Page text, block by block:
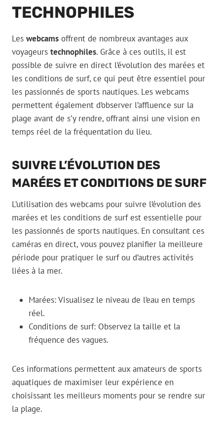
TECHNOPHILES
Les webcams offrent de nombreux avantages aux
voyageurs technophiles. Grâce à ces outils, il est
possible de suivre en direct l’évolution des marées et
les conditions de surf, ce qui peut être essentiel pour
les passionnés de sports nautiques. Les webcams
permettent également d’observer l’affluence sur la
plage avant de s’y rendre, offrant ainsi une vision en
temps réel de la fréquentation du lieu.
SUIVRE L’ÉVOLUTION DES
MARÉES ET CONDITIONS DE SURF
L’utilisation des webcams pour suivre l’évolution des
marées et les conditions de surf est essentielle pour
les passionnés de sports nautiques. En consultant ces
caméras en direct, vous pouvez planifier la meilleure
période pour pratiquer le surf ou d’autres activités
liées à la mer.
Marées: Visualisez le niveau de l’eau en temps
réel.
Conditions de surf: Observez la taille et la
fréquence des vagues.
Ces informations permettent aux amateurs de sports
aquatiques de maximiser leur expérience en
choisissant les meilleurs moments pour se rendre sur
la plage.